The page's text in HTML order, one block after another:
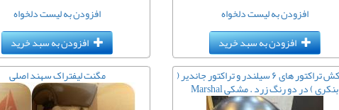
افزودن به لیست دلخواه
افزودن به سبد خرید
افزودن به لیست دلخواه
افزودن به سبد خرید
مگنت لیفتراک سهند اصلی هواکش تراکتور های ۶ سیلندر و تراکتور جاندیر (
بنکری ) در دو رنگ زرد . مشکی Marshal